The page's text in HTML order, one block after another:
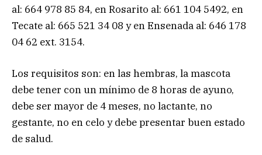
al: 664 978 85 84, en Rosarito al: 661 104 5492, en
Tecate al: 665 521 34 08 y en Ensenada al: 646 178
04 62 ext. 3154.
Los requisitos son: en las hembras, la mascota
debe tener con un mínimo de 8 horas de ayuno,
debe ser mayor de 4 meses, no lactante, no
gestante, no en celo y debe presentar buen estado
de salud.